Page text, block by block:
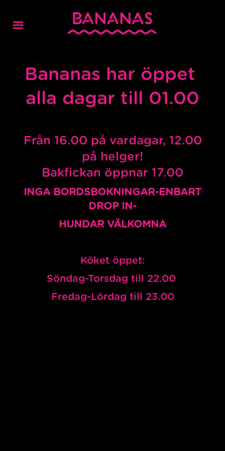
Bananas har öppet
alla dagar till 01.00
Från 16.00 på vardagar, 12.00
på helger!
Bakfickan öppnar 17.00
INGA BORDSBOKNINGAR-ENBART
DROP IN-
HUNDAR VÄLKOMNA
Köket öppet:
Söndag-Torsdag till 22.00
Fredag-Lördag till 23.00